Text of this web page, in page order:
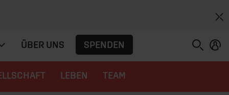
ÜBER UNS SPENDEN
LEBEN TEAM